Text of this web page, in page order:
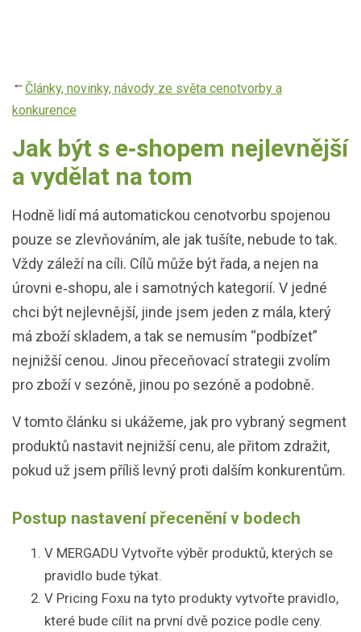
obsahu
Články, novinky, návody ze světa cenotvorby a
konkurence
Jak být s e‑shopem nejlevnější
a vydělat na tom
Hodně lidí má automatickou cenotvorbu spojenou
pouze se zlevňováním, ale jak tušíte, nebude to tak.
Vždy záleží na cíli. Cílů může být řada, a nejen na
úrovni e‑shopu, ale i samotných kategorií. V jedné
chci být nejlevnější, jinde jsem jeden z mála, který
má zboží skladem, a tak se nemusím “podbízet”
nejnižší cenou. Jinou přeceňovací strategii zvolím
pro zboží v sezóně, jinou po sezóně a podobně.
V tomto článku si ukážeme, jak pro vybraný segment
produktů nastavit nejnižší cenu, ale přitom zdražit,
pokud už jsem příliš levný proti dalším konkurentům.
Postup nastavení přecenění v bodech
V MERGADU Vytvořte výběr produktů, kterých se
pravidlo bude týkat.
V Pricing Foxu na tyto produkty vytvořte pravidlo,
které bude cílit na první dvě pozice podle ceny.